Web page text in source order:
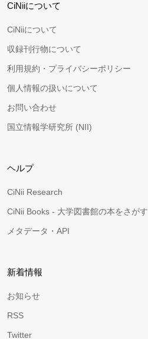
CiNiiについて
CiNiiについて
収録刊行物について
利用規約・プライバシーポリシー
個人情報の扱いについて
お問い合わせ
国立情報学研究所 (NII)
ヘルプ
CiNii Research
CiNii Books - 大学図書館の本をさがす
メタデータ・API
新着情報
お知らせ
RSS
Twitter